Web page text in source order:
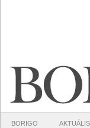
BORIGO AKTUÁLIS